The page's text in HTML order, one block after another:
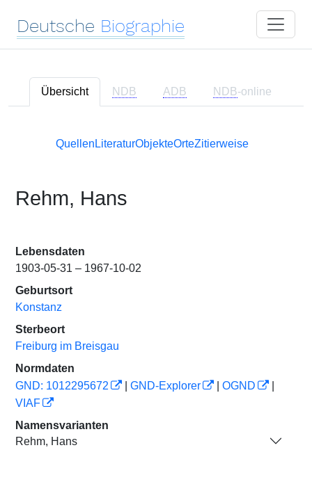
Deutsche Biographie
Übersicht NDB ADB NDB-online
Quellen LiteraturObjekteOrteZitierweise
Rehm, Hans
Lebensdaten
1903-05-31 – 1967-10-02
Geburtsort
Konstanz
Sterbeort
Freiburg im Breisgau
Normdaten
GND: 1012295672
GND-Explorer OGND
VIAF
Namensvarianten
Rehm, Hans